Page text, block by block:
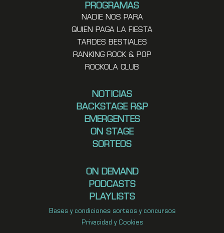
PROGRAMAS
NADIE NOS PARA
QUIEN PAGA LA FIESTA
TARDES BESTIALES
RANKING ROCK & POP
ROCKOLA CLUB
NOTICIAS
BACKSTAGE R&P
EMERGENTES
ON STAGE
SORTEOS
ON DEMAND
PODCASTS
PLAYLISTS
Bases y condiciones sorteos y concursos
Privacidad y Cookies